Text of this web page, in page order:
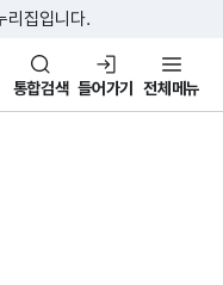
로가기
바로가기
리집입니다.
함께 행복
통합검색 들어가기 전체메뉴